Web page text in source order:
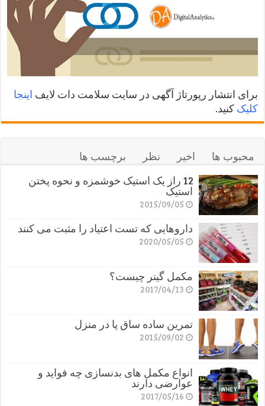
برای انتشار رپورتاژ آگهی در سایت سلامت دات لایف اینجا
کلیک کنید.
محبوب ها اخیر نظر
برچسب ها
12 راز یک استیک خوشمزه و نحوه پختن
استیک
2015/09/05
داروهایی که تست اعتیاد را مثبت می کنند
2020/05/05
مکمل گینر چیست؟
2017/04/13
تمرین ساده ساق پا در منزل
2015/09/02
انواع مکمل های بدنسازی چه فواید و
عوارضی دارند
2017/05/16